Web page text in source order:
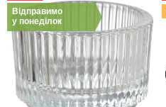
Відправимо
у понеділок